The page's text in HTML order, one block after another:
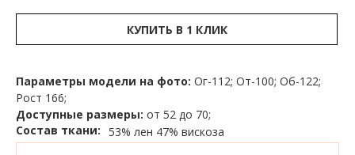
КУПИТЬ В 1 КЛИК
Параметры модели на фото: Ог-112; От-100; Об-122;
Рост 166;
Доступные размеры: от 52 до 70;
Состав ткани: 53% лен 47% вискоза